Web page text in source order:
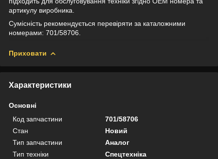
артикулу виробника.
Сумісність рекомендується перевіряти за каталожними
номерами: 701/58706.
Приховати
Характеристики
Основні
Код запчастини
701/58706
Стан
Новий
Тип запчастини
Аналог
Тип техніки
Спецтехніка